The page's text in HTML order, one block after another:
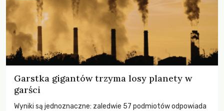
Garstka gigantów trzyma losy planety w
garści
Wyniki są jednoznaczne: zaledwie 57 podmiotów odpowiada